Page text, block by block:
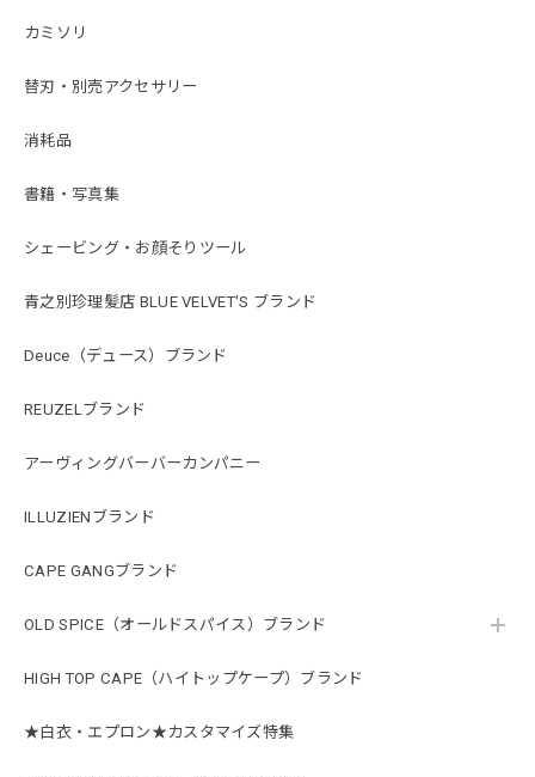
カミソリ
替刃・別売アクセサリー
消耗品
書籍・写真集
シェービング・お顔そりツール
青之別珍理髪店 BLUE VELVET'S ブランド
Deuce（デュース）ブランド
REUZELブランド
アーヴィングバーバーカンパニー
ILLUZIENブランド
CAPE GANGブランド
OLD SPICE（オールドスパイス）ブランド
HIGH TOP CAPE（ハイトップケープ）ブランド
★白衣・エプロン★カスタマイズ特集